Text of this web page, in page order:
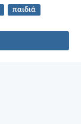
παιδιά